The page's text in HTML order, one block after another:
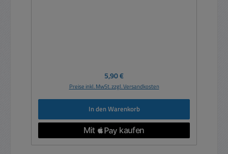
Regulärer Preis:
5,90 €
Preise inkl. MwSt. zzgl. Versandkosten
In den Warenkorb